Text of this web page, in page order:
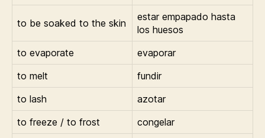
to be soaked to the skin
estar empapado hasta
los huesos
to evaporate
evaporar
to melt
fundir
to lash
azotar
to freeze / to frost
congelar